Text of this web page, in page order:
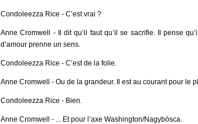
Condoleezza Rice - C’est vrai ?
Anne Cromwell - Il dit qu’il faut qu’il se sacrifie. Il pense
d’amour prenne un sens.
Condoleezza Rice - C’est de la folie.
Anne Cromwell - Ou de la grandeur. Il est au courant pour le
Condoleezza Rice - Bien.
Anne Cromwell - ... Et pour l’axe Washington/Nagybòsca.